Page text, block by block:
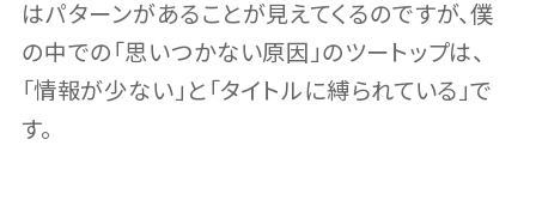
はパターンがあることが見えてくるのですが、僕
の中での「思いつかない原因」のツートップは、
「情報が少ない」と「タイトルに縛られている」で
す。